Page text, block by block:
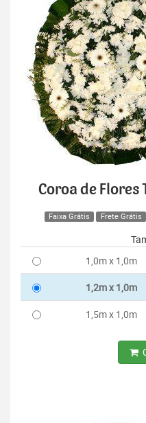
Coroa de
Faixa Grátis Frete Grátis
1,0m x 1,0m
1,2m x 1,0m
1,5m x 1,0m